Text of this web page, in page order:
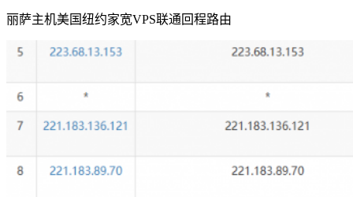
丽萨主机美国纽约家宽VPS联通回程路由